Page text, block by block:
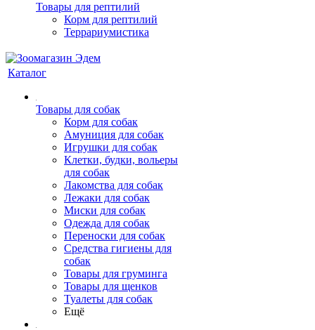
Товары для рептилий
Корм для рептилий
Террариумистика
Каталог
Товары для собак
Корм для собак
Амуниция для собак
Игрушки для собак
Клетки, будки, вольеры
для собак
Лакомства для собак
Лежаки для собак
Миски для собак
Одежда для собак
Переноски для собак
Средства гигиены для
собак
Товары для груминга
Товары для щенков
Туалеты для собак
Ещё